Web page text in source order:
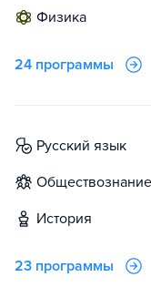
физика
24 программы
русский язык
обществознание
история
23 программы